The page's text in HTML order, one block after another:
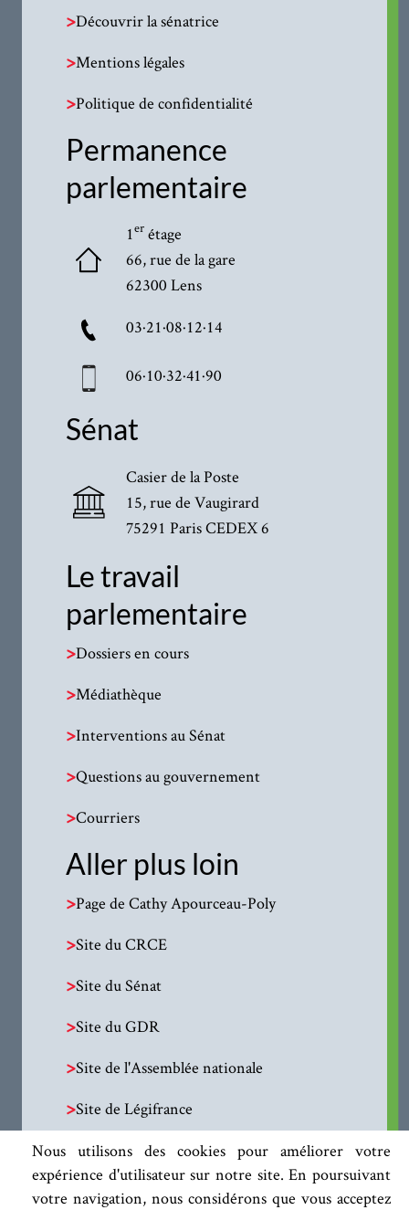
Nous utilisons des cookies pour améliorer votre
expérience d'utilisateur sur notre site. En poursuivant
votre navigation, nous considérons que vous acceptez
>Découvrir la sénatrice
>Mentions légales
>Politique de confidentialité
Permanence
parlementaire
1erétage
66, rue de la gare
62300 Lens
03·21·08·12·14
06·10·32·41·90
Sénat
Casier de la Poste
15, rue de Vaugirard
75291 Paris CEDEX 6
Le travail
parlementaire
>Dossiers en cours
>Médiathèque
>Interventions au Sénat
>Questions au gouvernement
>Courriers
Aller plus loin
>Page de Cathy Apourceau-Poly
>Site du CRCE
>Site du Sénat
>Site du GDR
>Site de l'Assemblée nationale
>Site de Légifrance